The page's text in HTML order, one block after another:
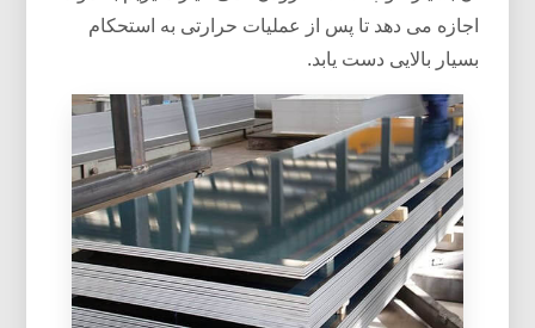
اجازه می دهد تا پس از عملیات حرارتی به استحکام
بسیار بالایی دست یابد.